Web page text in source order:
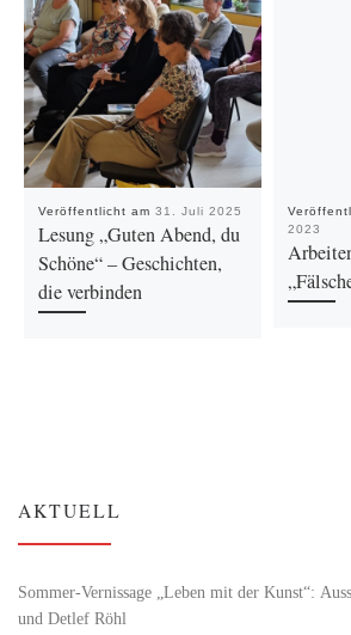
Veröffentlicht am 31. Juli 2025
Lesung „Guten Abend, du
Schöne“ – Geschichten,
die verbinden
2023
AKTUELL
Sommer-Vernissage „Leben mit der Kunst“:
und Detlef Röhl